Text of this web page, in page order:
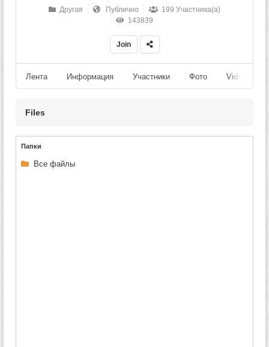
Другая Публично
199 Участника(а)
143839
Join
Лента Информация Участники Фото Videos
Files
Папки
Все файлы